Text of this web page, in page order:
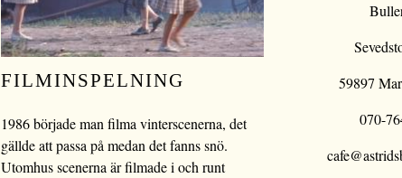
FILMINSPELNING
1986 började man filma vinterscenerna, det
gällde att passa på medan det fanns snö.
Utomhus scenerna är filmade i och runt
59897
070-